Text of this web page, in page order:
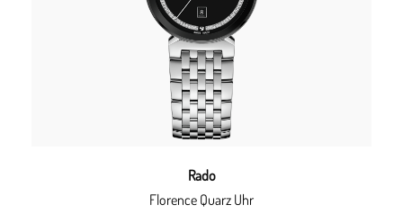
Rado
Florence Quarz Uhr